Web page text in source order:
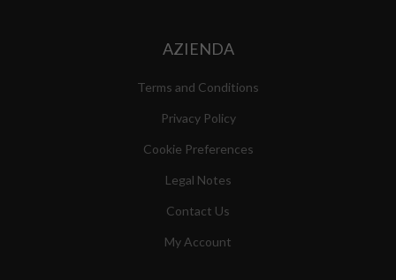
AZIENDA
Terms and Conditions
Privacy Policy
Cookie Preferences
Legal Notes
Contact Us
My Account